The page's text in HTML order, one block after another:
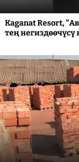
Kaganat Resort,
тең